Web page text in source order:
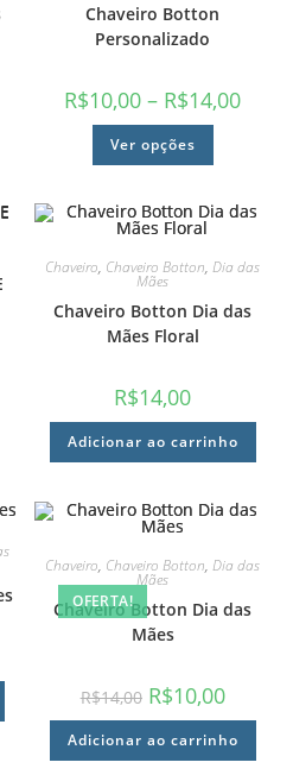
Chaveiro Botton
Personalizado
R$10,00 – R$14,00
Ver opções
Chaveiro, Chaveiro Botton,Dia das
Mães
Chaveiro Botton Dia das
Mães Floral
R$14,00
Adicionar ao carrinho
OFERTA!
Chaveiro, Chaveiro Botton,Dia das
Mães
Chaveiro Botton Dia das
Mães
R$14,00 R$10,00
Adicionar ao carrinho